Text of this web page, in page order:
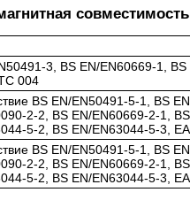
совместимость
3, BS EN/EN60669-1,
004
BS EN/EN50491-5-1, BS
2-2, BS EN/EN60669-2-1,
5-2, BS EN/EN63044-5-3,
BS EN/EN50491-5-1, BS
2-2, BS EN/EN60669-2-1,
5-2, BS EN/EN63044-5-3,